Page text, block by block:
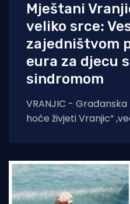
Mještani
veliko srce:
zajedništvom
eura za djecu
sindromom
VRANJIC -
hoće živjeti Vranjic“